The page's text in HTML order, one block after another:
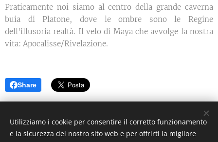
Praticamente noi siamo al centro della grande caverna
buia di Platone, dove le ombre sono le Regine
dell'illusoria realtà. Il velo di Maya che avvolge la nostra
vita: Apocalisse/Rivelazione.
Share
Utilizziamo i cookie per consentire il corretto funzionamento
e la sicurezza del nostro sito web e per offrirti la migliore